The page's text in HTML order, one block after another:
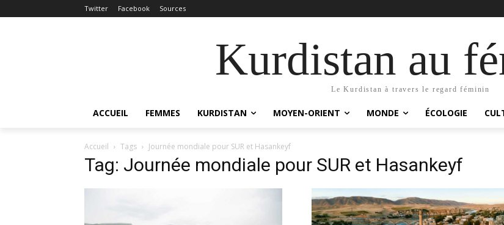
Twitter Facebook Sources
Kurdistan au
Le Kurdistan à travers le regard féminin
ACCUEIL FEMMES KURDISTAN MOYEN-ORIENT MONDE ÉCOLOGIE
Accueil Tags Journée mondiale pour SUR et Hasankeyf
Tag: Journée mondiale pour SUR et Hasankeyf